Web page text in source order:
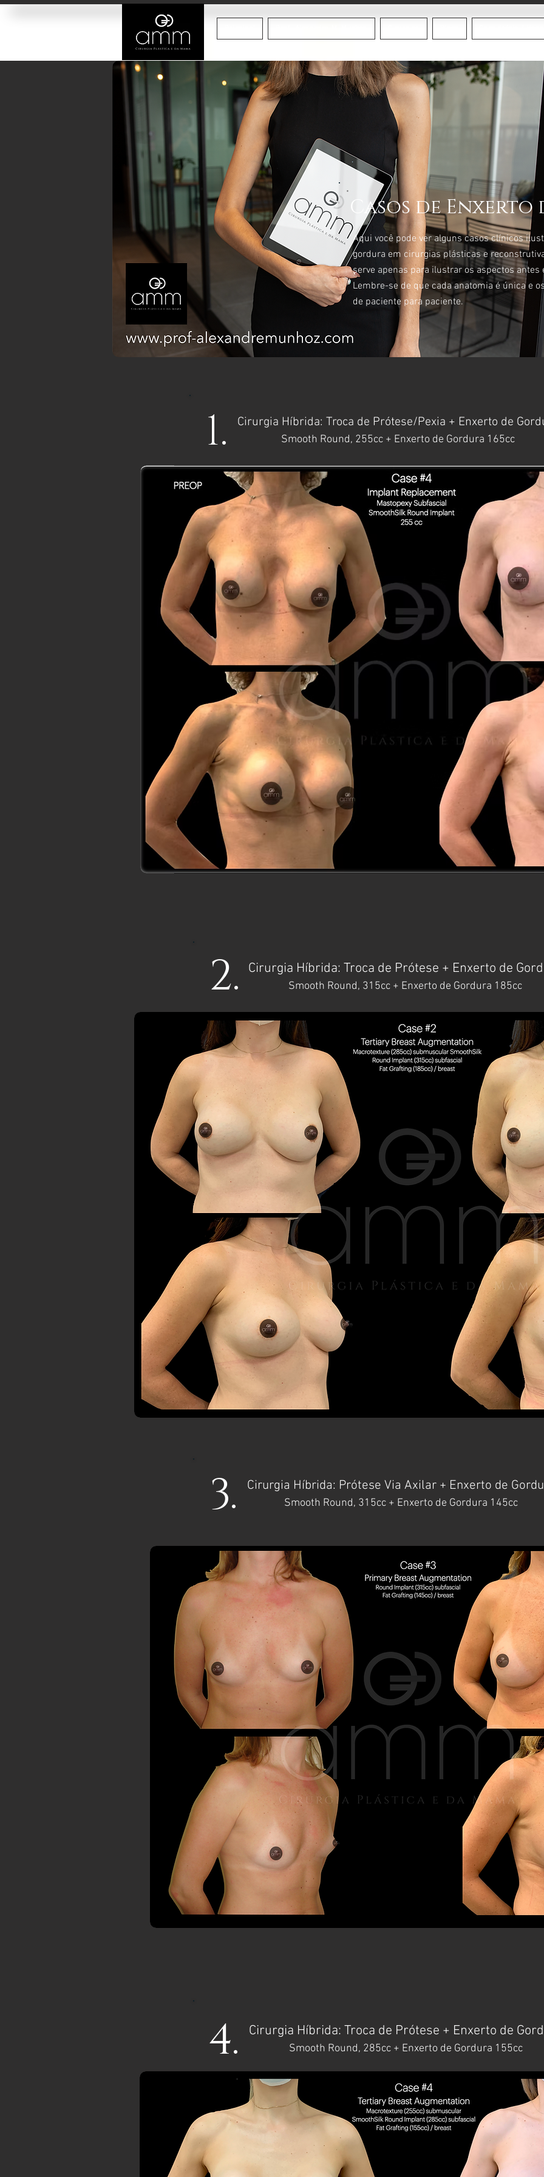
Casos de
Aqui você pode ver alguns casos clínicos
gordura em cirurgias plásticas e
serve apenas para ilustrar os aspectos
Lembre-se de que cada anatomia é única e
de paciente para paciente.
Cirurgia Híbrida: Troca de Prótese/Pexia + Enxerto de
Smooth Round, 255cc + Enxerto de Gordura 165cc
1.
Cirurgia Híbrida: Troca de Prótese + Enxerto de
Smooth Round, 315cc + Enxerto de Gordura 185cc
2.
3. Cirurgia Híbrida: Prótese Via Axilar + Enxerto de
Smooth Round, 315cc + Enxerto de Gordura 145cc
4. Cirurgia Híbrida: Troca de Prótese + Enxerto de
Smooth Round, 285cc + Enxerto de Gordura 155cc